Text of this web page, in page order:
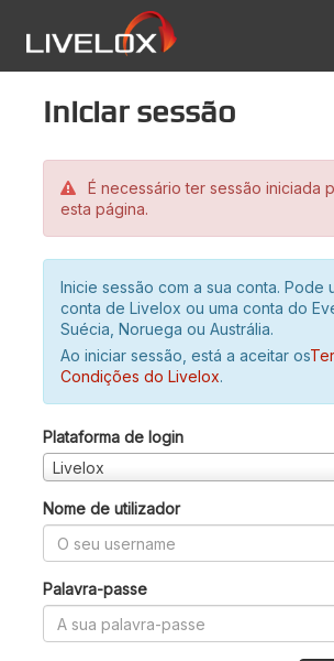
Iniciar sessão
É necessário ter sessão iniciada
esta página.
Inicie sessão com a sua conta. Pode
conta de Livelox ou uma conta do
Suécia, Noruega ou Austrália.
Ao iniciar sessão, está a aceitar os
Condições do Livelox.
Plataforma de login
Livelox
Nome de utilizador
Palavra-passe